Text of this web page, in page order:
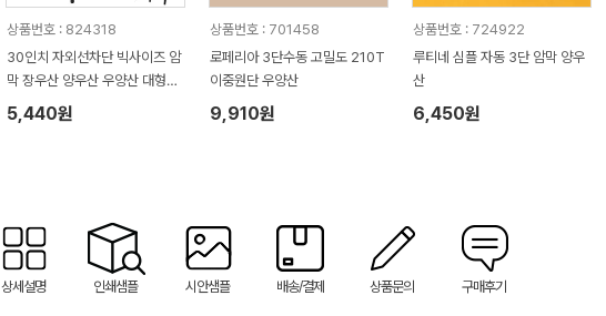
상품번호 : 824318
30인치 자외선차단 빅사이즈 암
막 장우산 양우산 우양산 대형우
산 골프우산//인쇄제작가능
5,440원
상품번호 : 701458
로페리아 3단수동 고밀도 210T
이중원단 우양산
9,910원
상품번호 : 724922
루티네 심플 자동 3단 암막 양우
산
6,450원
상세설명 인쇄샘플 시안샘플 배송/결제 상품문의 구매후기